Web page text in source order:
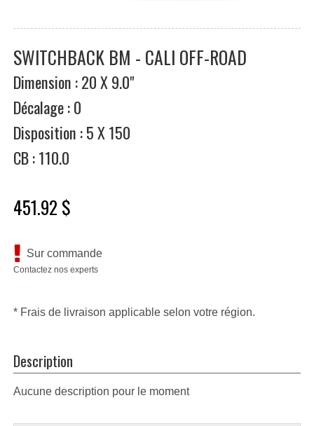
SWITCHBACK BM - CALI OFF-ROAD
Dimension : 20 X 9.0"
Décalage : 0
Disposition : 5 X 150
CB : 110.0
451.92 $
Sur commande
Contactez nos experts
* Frais de livraison applicable selon votre région.
Description
Aucune description pour le moment